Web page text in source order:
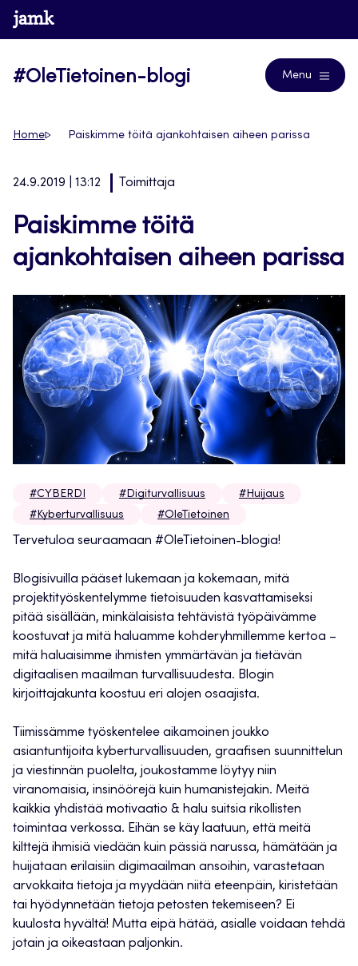
Siirry
suoraan
www.jamk.fi
#OleTietoinen-blogi Menu
Home Paiskimme töitä ajankohtaisen aiheen parissa
24.9.2019 | 13:12 Toimittaja
Paiskimme töitä
ajankohtaisen aiheen parissa
#CYBERDI #Digiturvallisuus
#Huijaus
#Kyberturvallisuus
#OleTietoinen
Tervetuloa seuraamaan #OleTietoinen-blogia!
Blogisivuilla pääset lukemaan ja kokemaan, mitä
projektityöskentelymme tietoisuuden kasvattamiseksi
pitää sisällään, minkälaisista tehtävistä työpäivämme
koostuvat ja mitä haluamme kohderyhmillemme kertoa –
mitä haluaisimme ihmisten ymmärtävän ja tietävän
digitaalisen maailman turvallisuudesta. Blogin
kirjoittajakunta koostuu eri alojen osaajista.
Tiimissämme työskentelee aikamoinen joukko
asiantuntijoita kyberturvallisuuden, graafisen suunnittelun
ja viestinnän puolelta, joukostamme löytyy niin
viranomaisia, insinöörejä kuin humanistejakin. Meitä
kaikkia yhdistää motivaatio & halu suitsia rikollisten
toimintaa verkossa. Eihän se käy laatuun, että meitä
kilttejä ihmisiä viedään kuin pässiä narussa, hämätään ja
huijataan erilaisiin digimaailman ansoihin, varastetaan
arvokkaita tietoja ja myydään niitä eteenpäin, kiristetään
tai hyödynnetään tietoja petosten tekemiseen? Ei
kuulosta hyvältä! Mutta eipä hätää, asialle voidaan tehdä
jotain ja oikeastaan paljonkin.